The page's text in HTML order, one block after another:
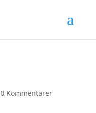
0 Kommentarer